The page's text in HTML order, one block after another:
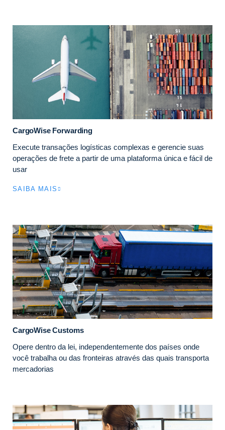
CargoWise Forwarding
Execute transações logísticas complexas e gerencie suas
operações de frete a partir de uma plataforma única e fácil de
usar
SAIBA MAIS
CargoWise Customs
Opere dentro da lei, independentemente dos países onde
você trabalha ou das fronteiras através das quais transporta
mercadorias